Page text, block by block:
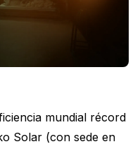
mundial récord
Solar (con sede en